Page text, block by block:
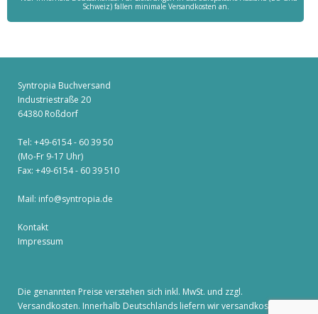
Schweiz) fallen minimale Versandkosten an.
Syntropia Buchversand
Industriestraße 20
64380 Roßdorf
Tel: +49-6154 - 60 39 50
(Mo-Fr 9-17 Uhr)
Fax: +49-6154 - 60 39 510
Mail: info@syntropia.de
Kontakt
Impressum
Die genannten Preise verstehen sich inkl. MwSt. und zzgl.
Versandkosten. Innerhalb Deutschlands liefern wir versandkostenfrei!